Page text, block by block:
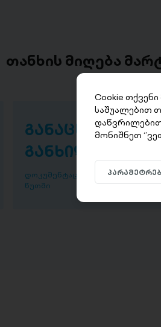
თანხის მიღება
განაცხადის
განხილვა
დოკუმენტაციის განხილვა ხდება
წუთში
Cookie
საშუალებით
მონიშნეთ